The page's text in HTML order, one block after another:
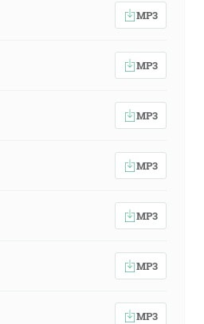
MP3
MP3
MP3
MP3
MP3
MP3
MP3